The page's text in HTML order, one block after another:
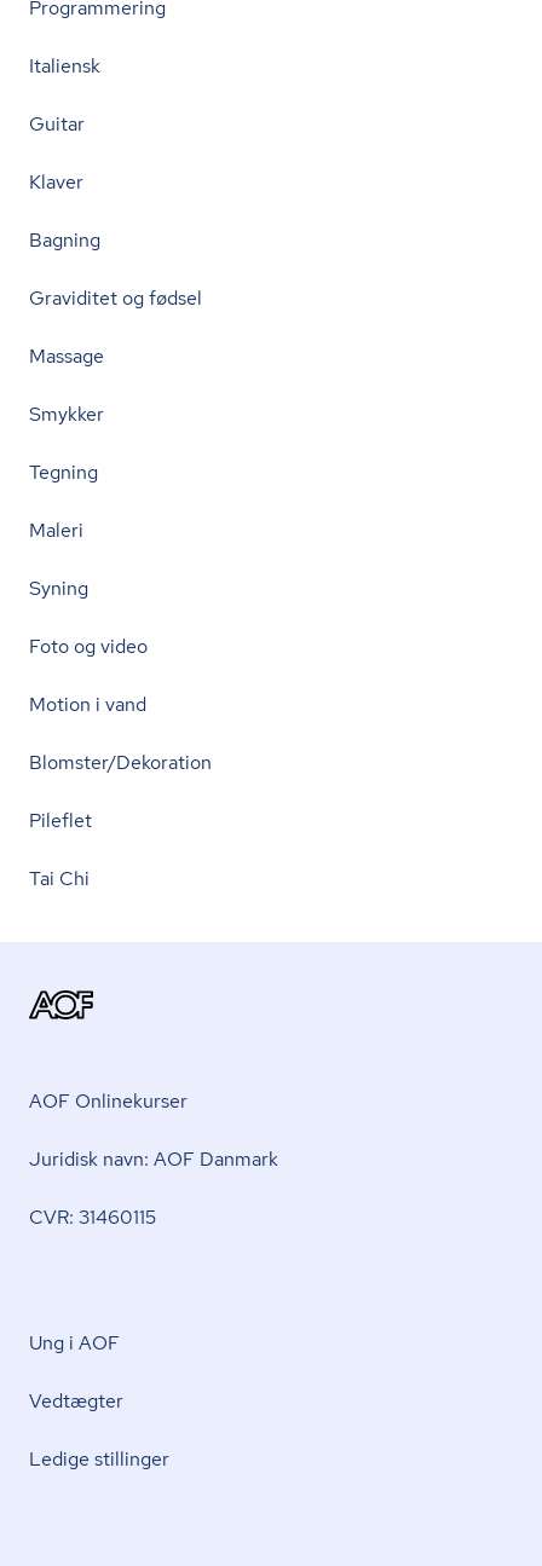
Programmering
Italiensk
Guitar
Klaver
Bagning
Graviditet og fødsel
Massage
Smykker
Tegning
Maleri
Syning
Foto og video
Motion i vand
Blomster/Dekoration
Pileflet
Tai Chi
AOF Onlinekurser
Juridisk navn: AOF Danmark
CVR: 31460115
Ung i AOF
Vedtægter
Ledige stillinger